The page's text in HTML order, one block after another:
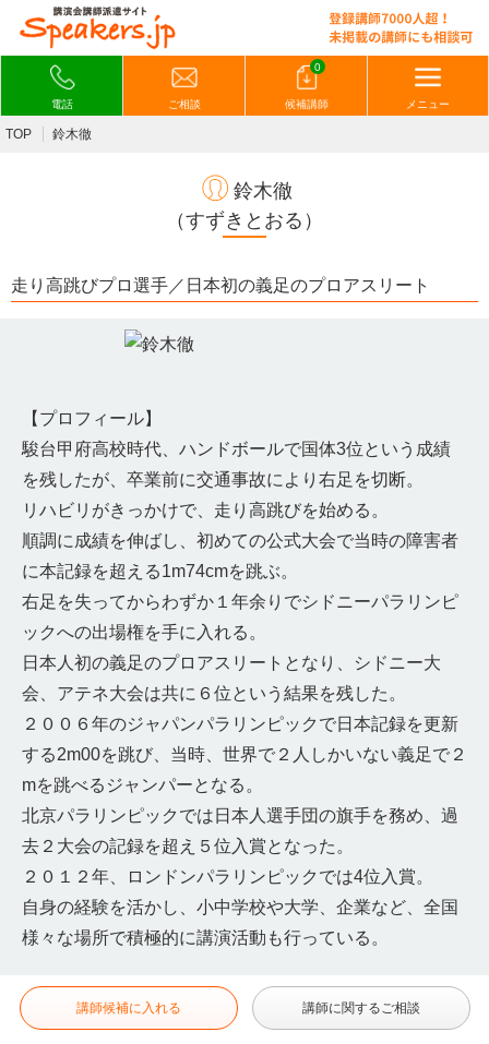
電話 ご相談
0
候補講師 メニュー
TOP 鈴木徹
鈴木徹
（すずきとおる）
走り高跳びプロ選手／日本初の義足のプロアスリート
【プロフィール】
駿台甲府高校時代、ハンドボールで国体3位という成績
を残したが、卒業前に交通事故により右足を切断。
リハビリがきっかけで、走り高跳びを始める。
順調に成績を伸ばし、初めての公式大会で当時の障害者
に本記録を超える1m74cmを跳ぶ。
右足を失ってからわずか１年余りでシドニーパラリンピ
ックへの出場権を手に入れる。
日本人初の義足のプロアスリートとなり、シドニー大
会、アテネ大会は共に６位という結果を残した。
２００６年のジャパンパラリンピックで日本記録を更新
する2m00を跳び、当時、世界で２人しかいない義足で２
mを跳べるジャンパーとなる。
北京パラリンピックでは日本人選手団の旗手を務め、過
去２大会の記録を超え５位入賞となった。
２０１２年、ロンドンパラリンピックでは4位入賞。
自身の経験を活かし、小中学校や大学、企業など、全国
様々な場所で積極的に講演活動も行っている。
講師候補に入れる 講師に関するご相談